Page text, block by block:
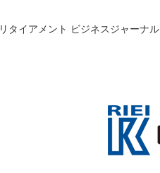
リタイアメント ビジネスジャーナル